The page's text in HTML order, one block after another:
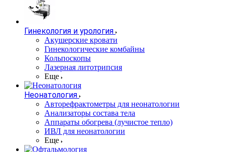
Гинекология и урология
Акушерские кровати
Гинекологические комбайны
Кольпоскопы
Лазерная литотрипсия
Еще
Неонатология
Авторефрактометры для неонатологии
Анализаторы состава тела
Аппараты обогрева (лучистое тепло)
ИВЛ для неонатологии
Еще